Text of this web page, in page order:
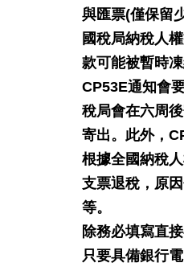
與匯票(僅保留
國稅局納稅人
款可能被暫時
CP53E通知會
稅局會在六周
寄出。此外，
根據全國納稅
支票退稅，原
等。
除務必填寫直
只要具備銀行